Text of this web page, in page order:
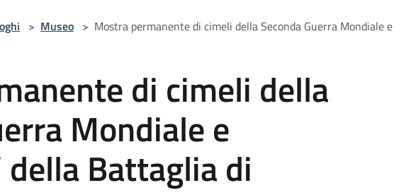
> Museo > Mostra permanente di cimeli della Seconda Guerra Mondiale
di cimeli della
Mondiale e
Battaglia di